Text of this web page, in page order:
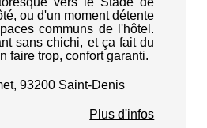
ou d'un moment détente
communs de l'hôtel.
sans chichi, et ça fait du
faire trop, confort garanti.
93200 Saint-Denis
Plus d'infos